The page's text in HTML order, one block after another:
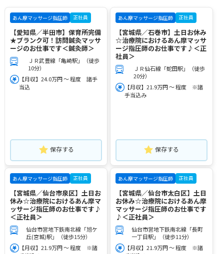
あん摩マッサージ指圧師 正社員
【愛知県／半田市】保育所完備
★ブランク可！訪問鍼灸マッサ
ージのお仕事です＜鍼灸師＞
ＪＲ武豊線「亀崎駅」（徒歩
10分）
【月収】24.0万円 ～ 程度 諸手
当込
保存する
あん摩マッサージ指圧師 正社員
【宮城県／石巻市】土日お休み
☆治療院におけるあん摩マッサ
ージ指圧師のお仕事です♪＜正
社員＞
ＪＲ仙石線「蛇田駅」（徒歩
20分）
【月収】21.9万円 ～ 程度 ※諸
手当込み
保存する
あん摩マッサージ指圧師 正社員
【宮城県／仙台市泉区】土日お
休み☆治療院におけるあん摩マ
ッサージ指圧師のお仕事です♪
＜正社員＞
仙台市営地下鉄南北線「旭ケ
丘(宮城)駅」（徒歩15分）
【月収】21.9万円 ～ 程度 ※諸
あん摩マッサージ指圧師 正社員
【宮城県／仙台市太白区】土日
お休み☆治療院におけるあん摩
マッサージ指圧師のお仕事です
♪＜正社員＞
仙台市営地下鉄南北線「長町
一丁目駅」（徒歩11分）
【月収】21.9万円 ～ 程度 ※諸